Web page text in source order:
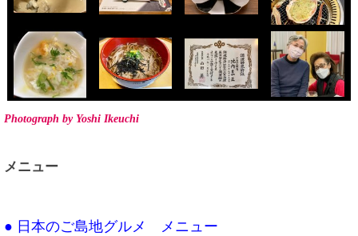
Photograph by Yoshi Ikeuchi
メニュー
● 日本のご島地グルメ メニュー